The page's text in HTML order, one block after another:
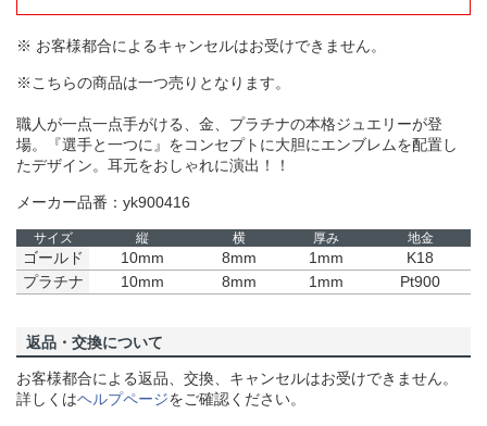
※ お客様都合によるキャンセルはお受けできません。
※こちらの商品は一つ売りとなります。
職人が一点一点手がける、金、プラチナの本格ジュエリーが登
場。『選手と一つに』をコンセプトに大胆にエンブレムを配置し
たデザイン。耳元をおしゃれに演出！！
メーカー品番：yk900416
サイズ 縦 横 厚み 地金
ゴールド 10mm 8mm 1mm
K18
プラチナ
10mm 8mm 1mm Pt900
返品・交換について
お客様都合による返品、交換、キャンセルはお受けできません。
詳しくはヘルプページをご確認ください。